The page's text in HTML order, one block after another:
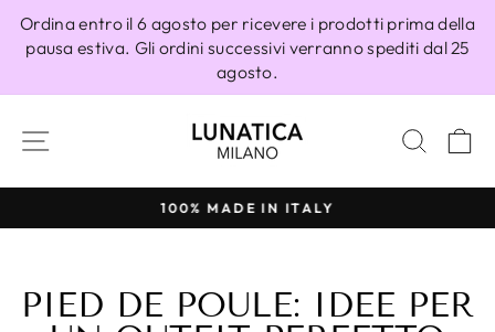
direttamente
Ordina entro il 6 agosto per ricevere i prodotti prima della
pausa estiva. Gli ordini successivi verranno spediti dal 25
agosto.
NAVIGAZIONE DEL SITO
Metti
presentazione
100% MADE IN ITALY
PIED DE POULE: IDEE PER